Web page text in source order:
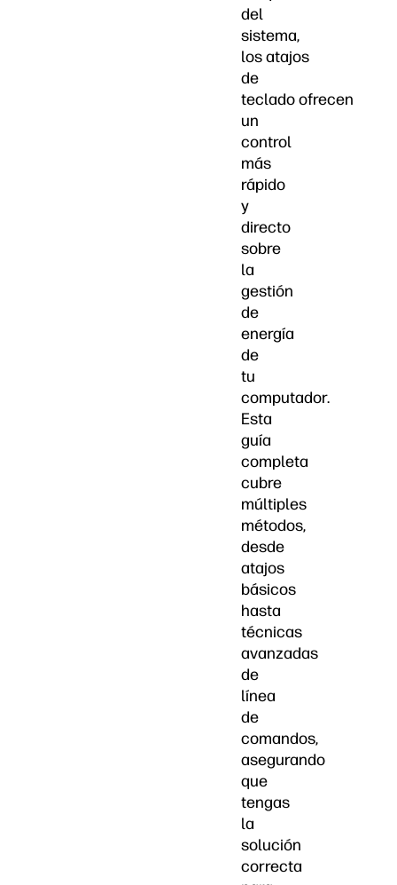
del
sistema,
los atajos
de
teclado ofrecen
un
control
más
rápido
y
directo
sobre
la
gestión
de
energía
de
tu
computador.
Esta
guía
completa
cubre
múltiples
métodos,
desde
atajos
básicos
hasta
técnicas
avanzadas
de
línea
de
comandos,
asegurando
que
tengas
la
solución
correcta